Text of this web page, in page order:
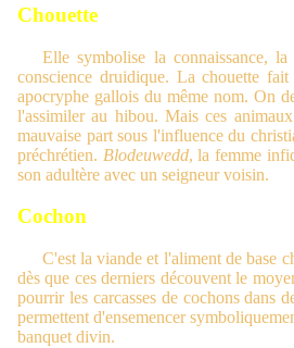
Chouette
Elle symbolise la connaissance,
conscience druidique. La chouette
apocryphe gallois du même nom. On
l'assimiler au hibou. Mais ces
mauvaise part sous l'influence du
préchrétien. Blodeuwedd, la femme
son adultère avec un seigneur voisin.
Cochon
C'est la viande et l'aliment de base
dès que ces derniers découvent le
pourrir les carcasses de cochons dans
permettent d'ensemencer
banquet divin.